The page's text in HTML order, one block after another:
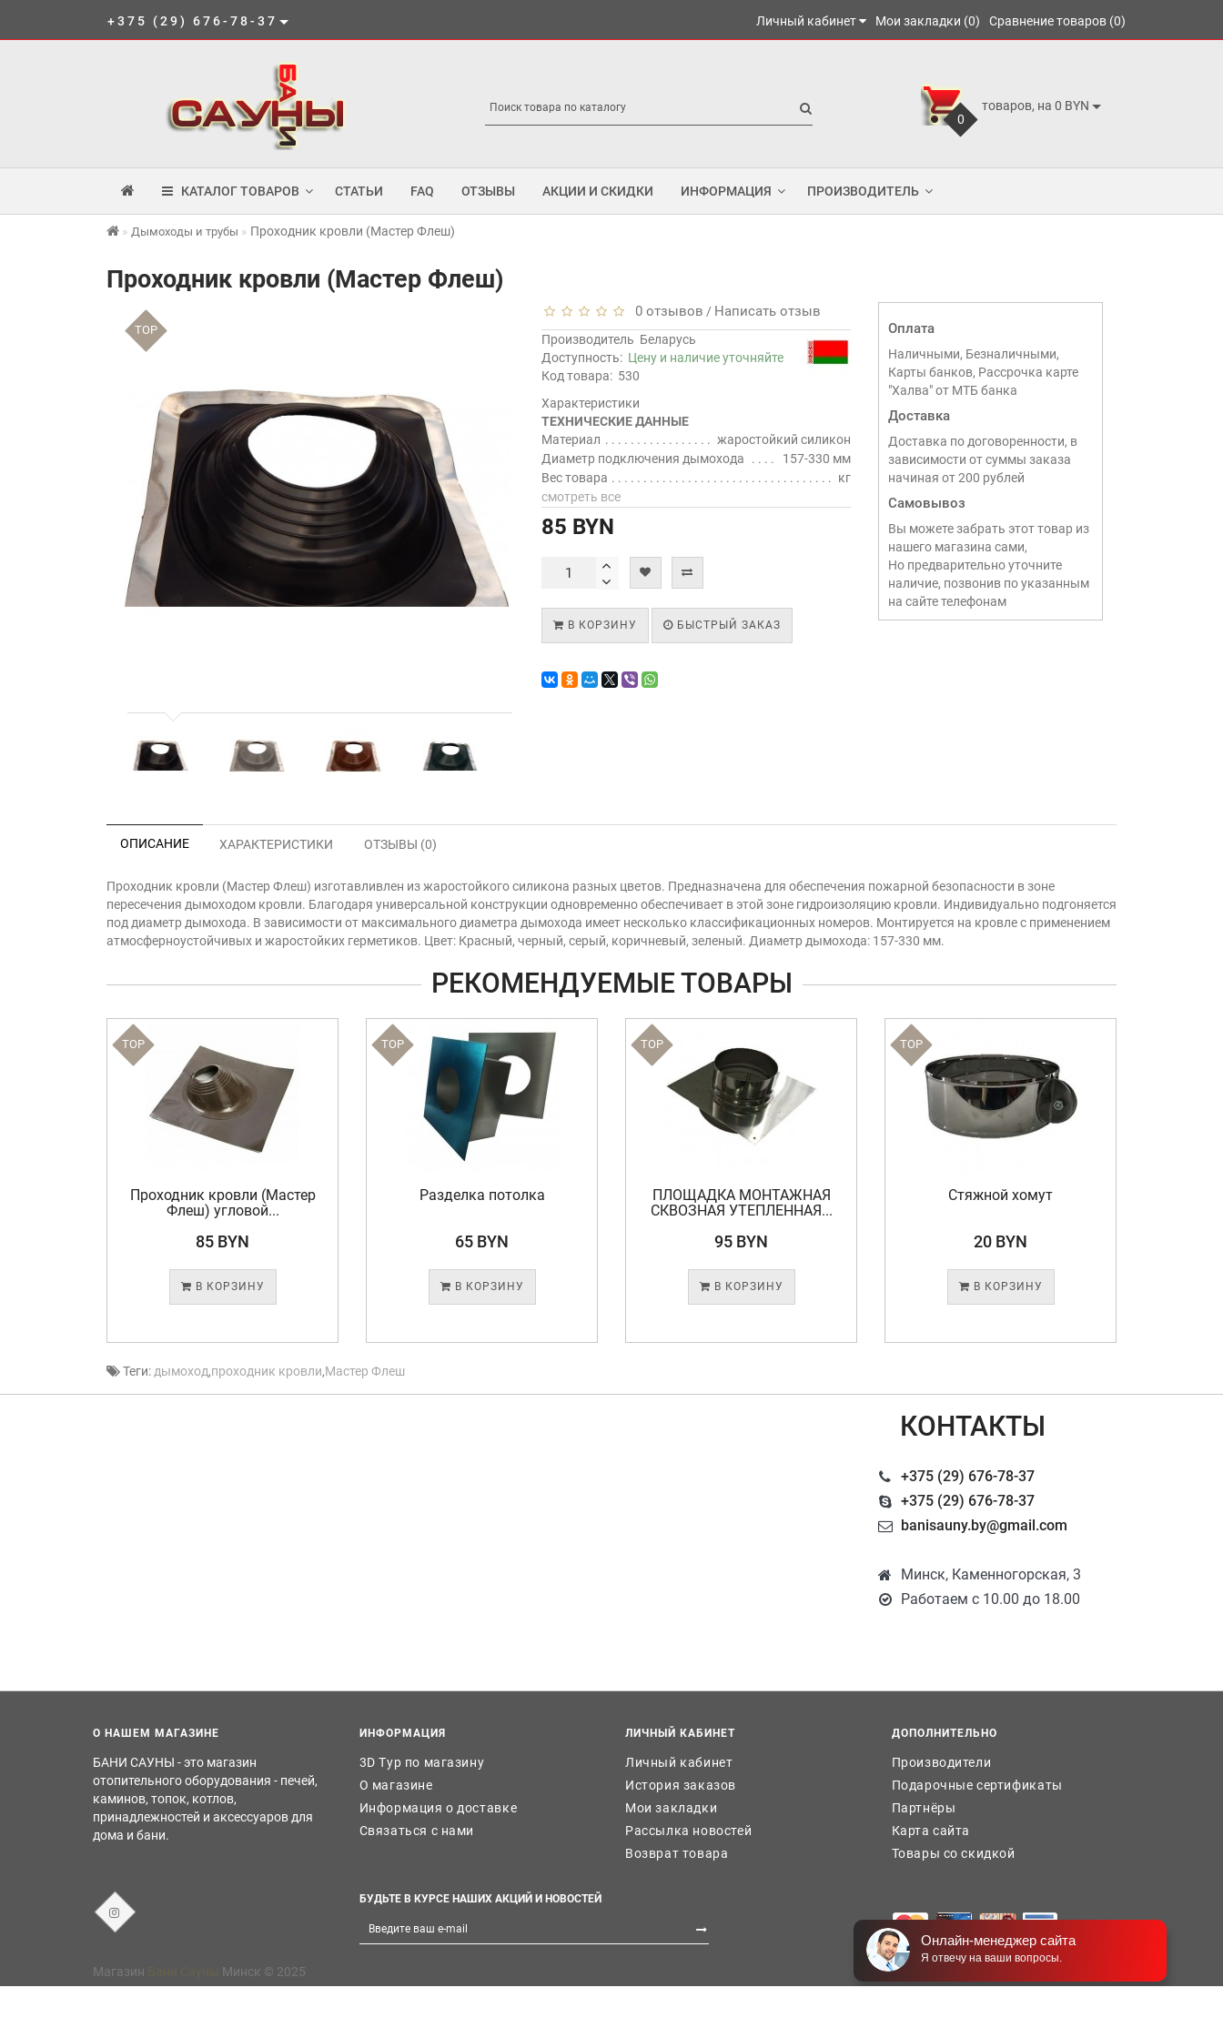
+375 (29) 676-78-37 Личный кабинет Мои закладки (0) Сравнение товаров (0)
0
товаров, на 0 BYN
КАТАЛОГ ТОВАРОВ СТАТЬИ FAQ ОТЗЫВЫ АКЦИИ И СКИДКИ ИНФОРМАЦИЯ ПРОИЗВОДИТЕЛЬ
Дымоходы и трубы Проходник кровли (Мастер Флеш)
Проходник кровли (Мастер Флеш)
TOP
0 отзывов / Написать отзыв
Производитель Беларусь
Доступность: Цену и наличие уточняйте
Код товара: 530
Характеристики
ТЕХНИЧЕСКИЕ ДАННЫЕ
Материал
жаростойкий силикон
Диаметр подключения дымохода
157-330 мм
Вес товара
кг
смотреть все
85 BYN
В КОРЗИНУ БЫСТРЫЙ ЗАКАЗ
Оплата
Наличными, Безналичными,
Карты банков, Рассрочка карте
"Халва" от МТБ банка
Доставка
Доставка по договоренности, в
зависимости от суммы заказа
начиная от 200 рублей
Самовывоз
Вы можете забрать этот товар из
нашего магазина сами,
Но предварительно уточните
наличие, позвонив по указанным
на сайте телефонам
ОПИСАНИЕ ХАРАКТЕРИСТИКИ ОТЗЫВЫ (0)
Проходник кровли (Мастер Флеш) изготавливлен из жаростойкого силикона разных цветов. Предназначена для обеспечения пожарной безопасности в зоне
пересечения дымоходом кровли. Благодаря универсальной конструкции одновременно обеспечивает в этой зоне гидроизоляцию кровли. Индивидуально подгоняется
под диаметр дымохода. В зависимости от максимального диаметра дымохода имеет несколько классификационных номеров. Монтируется на кровле с применением
атмосферноустойчивых и жаростойких герметиков. Цвет: Красный, черный, серый, коричневый, зеленый. Диаметр дымохода: 157-330 мм.
РЕКОМЕНДУЕМЫЕ ТОВАРЫ
TOP
Проходник кровли (Мастер
Флеш) угловой...
85 BYN
В КОРЗИНУ
TOP
Разделка потолка
65 BYN
В КОРЗИНУ
TOP
ПЛОЩАДКА МОНТАЖНАЯ
СКВОЗНАЯ УТЕПЛЕННАЯ...
95 BYN
В КОРЗИНУ
TOP
Стяжной хомут
20 BYN
В КОРЗИНУ
Теги: дымоход,проходник кровли,Мастер Флеш
КОНТАКТЫ
+375 (29) 676-78-37
+375 (29) 676-78-37
banisauny.by@gmail.com
Минск, Каменногорская, 3
Работаем с 10.00 до 18.00
О НАШЕМ МАГАЗИНЕ
БАНИ САУНЫ - это магазин
отопительного оборудования - печей,
каминов, топок, котлов,
принадлежностей и аксессуаров для
дома и бани.
ИНФОРМАЦИЯ
3D Тур по магазину
О магазине
Информация о доставке
Связаться с нами
ЛИЧНЫЙ КАБИНЕТ
Личный кабинет
История заказов
Мои закладки
Рассылка новостей
Возврат товара
ДОПОЛНИТЕЛЬНО
Производители
Подарочные сертификаты
Партнёры
Карта сайта
Товары со скидкой
БУДЬТЕ В КУРСЕ НАШИХ АКЦИЙ И НОВОСТЕЙ
Магазин Минск © 2025
Онлайн-менеджер сайта
Я отвечу на ваши вопросы.